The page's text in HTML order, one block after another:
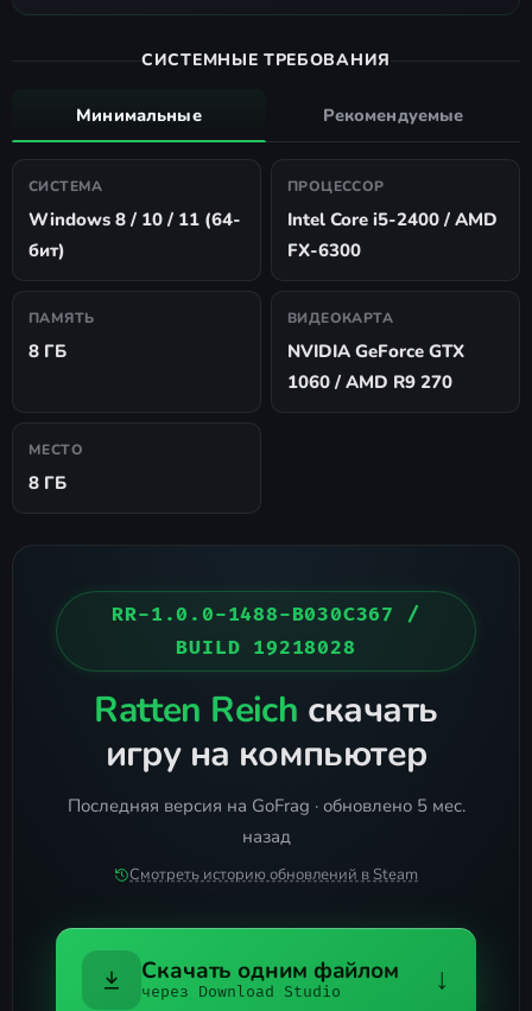
СИСТЕМНЫЕ ТРЕБОВАНИЯ
Минимальные Рекомендуемые
СИСТЕМА
Windows 8 / 10 / 11 (64-
бит)
ПРОЦЕССОР
Intel Core i5-2400 / AMD
FX-6300
ПАМЯТЬ
8 ГБ
ВИДЕОКАРТА
NVIDIA GeForce GTX
1060 / AMD R9 270
МЕСТО
8 ГБ
RR-1.0.0-1488-B030C367 /
BUILD 19218028
Ratten Reich скачать
игру на компьютер
Последняя версия на GoFrag · обновлено 5 мес.
назад
Смотреть историю обновлений в Steam
Скачать одним файлом
через Download Studio ↓